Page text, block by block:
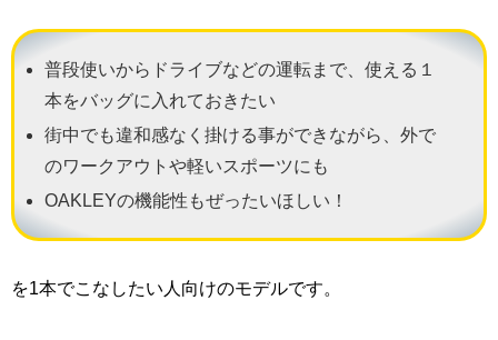
普段使いからドライブなどの運転まで、使える１
本をバッグに入れておきたい
街中でも違和感なく掛ける事ができながら、外で
のワークアウトや軽いスポーツにも
OAKLEYの機能性もぜったいほしい！
を1本でこなしたい人向けのモデルです。